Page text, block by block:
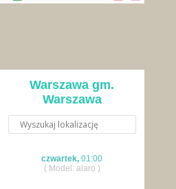
Warszawa gm.
Warszawa
czwartek,01:00
( Model: alaro )